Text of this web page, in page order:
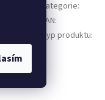
Kategorie:
EAN:
Typ produktu: